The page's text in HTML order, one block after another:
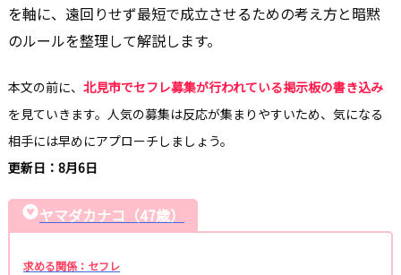
を軸に、遠回りせず最短で成立させるための考え方と暗黙
のルールを整理して解説します。
本文の前に、 北見市でセフレ募集が行われている掲示板の書き込み
を見ていきます。人気の募集は反応が集まりやすいため、気になる
相手には早めにアプローチしましょう。
更新日：8月6日
ヤマダカナコ（47歳）
求める関係：セフレ